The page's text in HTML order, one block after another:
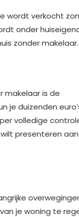
wordt verkocht
onder
zonder makelaar.
makelaar is de
je duizenden
volledige
presenteren aan
je woning te